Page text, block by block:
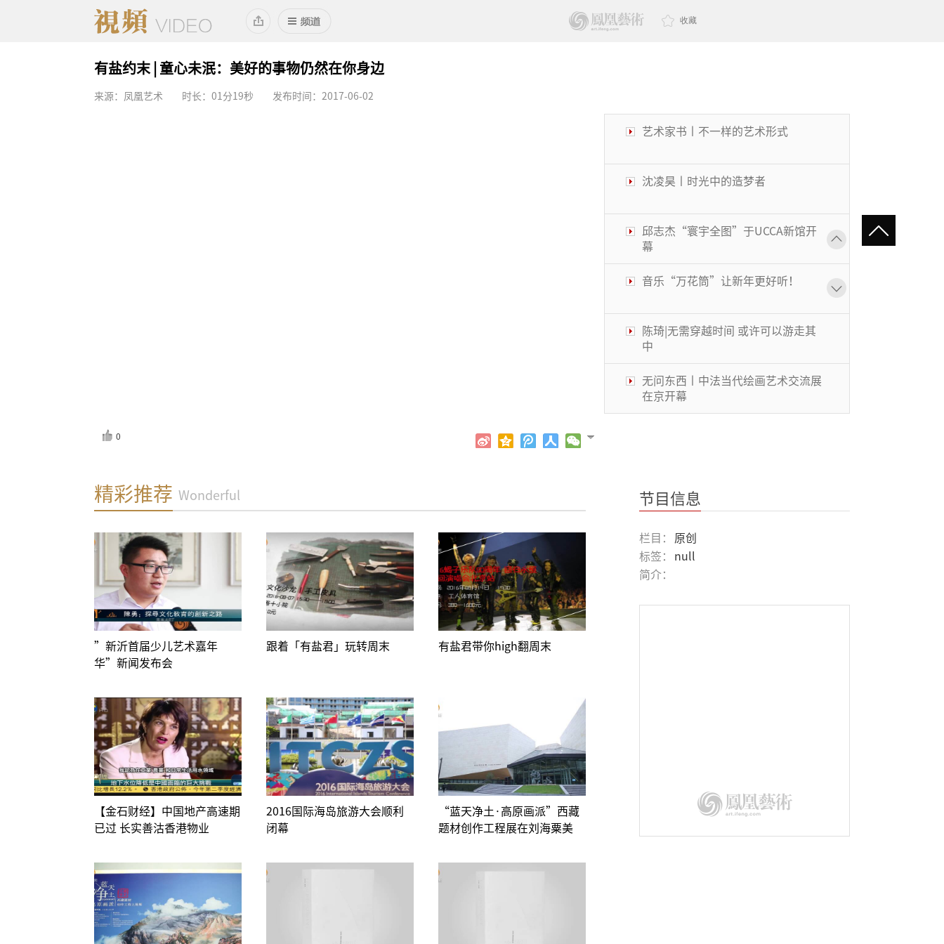
收藏
有盐约末 | 童心未泯：美好的事物仍然在你身边
来源：凤凰艺术 时长：01分19秒 发布时间：2017-06-02
艺术家书丨不一样的艺术形式
沈凌昊丨时光中的造梦者
邱志杰“寰宇全图”于UCCA新馆开
幕
音乐“万花筒”让新年更好听！
陈琦|无需穿越时间 或许可以游走其
中
无问东西丨中法当代绘画艺术交流展
在京开幕
红
被遮蔽的桃花源丨中国传统文化与当
代艺术的碰撞
风景画展丨穿越大洋的艺术
及文献收藏展》在京开幕
0
精彩推荐 Wonderful
”新沂首届少儿艺术嘉年
华”新闻发布会
跟着「有盐君」玩转周末 有盐君带你high翻周末
【金石财经】中国地产高速期
已过 长实善沽香港物业
2016国际海岛旅游大会顺利
闭幕
“蓝天净土·高原画派”西藏
题材创作工程展在刘海粟美
节目信息
栏目：
原创
标签：
null
简介：